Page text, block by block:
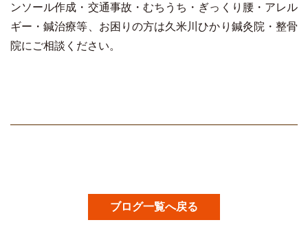
ンソール作成・交通事故・むちうち・ぎっくり腰・アレル
ギー・鍼治療等、お困りの方は久米川ひかり鍼灸院・整骨
院にご相談ください。
ブログ一覧へ戻る